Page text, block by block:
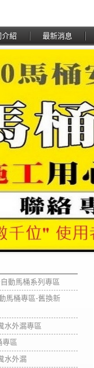
介紹 最新消息
動馬桶系列專區
馬桶專區-舊換新
水外漏專區
專區
水外漏